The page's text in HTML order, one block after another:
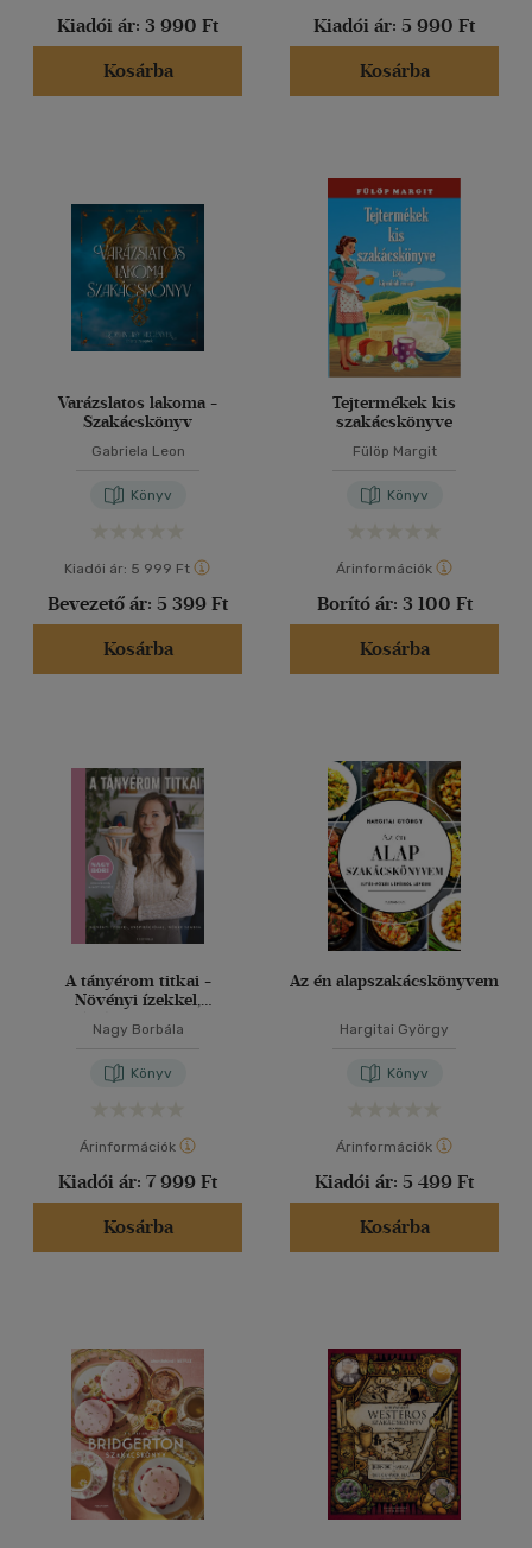
Kiadói ár: 3 990 Ft
Kosárba
Kiadói ár: 5 990 Ft
Kosárba
Varázslatos lakoma -
Szakácskönyv
Gabriela Leon
Könyv
Kiadói ár: 5 999 Ft
Bevezető ár: 5 399 Ft
Kosárba
Tejtermékek kis
szakácskönyve
Fülöp Margit
Könyv
Árinformációk
Borító ár: 3 100 Ft
Kosárba
A tányérom titkai -
Növényi ízekkel,
Nagy Borbála
Könyv
Árinformációk
Kiadói ár: 7 999 Ft
Kosárba
Az én alapszakácskönyvem
Hargitai György
Könyv
Árinformációk
Kiadói ár: 5 499 Ft
Kosárba